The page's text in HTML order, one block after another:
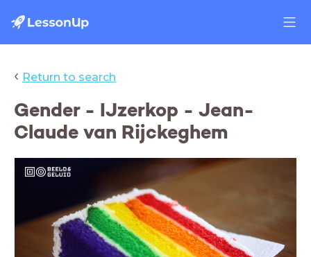
‹ Return to search
Gender - IJzerkop - Jean-
Claude van Rijckeghem